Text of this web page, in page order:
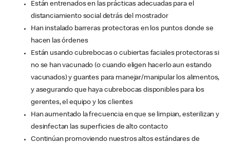
Están entrenados en las prácticas adecuadas para el
distanciamiento social detrás del mostrador
Han instalado barreras protectoras en los puntos donde se
hacen las órdenes
Están usando cubrebocas o cubiertas faciales protectoras si
no se han vacunado (o cuando eligen hacerlo aun estando
vacunados) y guantes para manejar/manipular los alimentos,
y asegurando que haya cubrebocas disponibles para los
gerentes, el equipo y los clientes
Han aumentado la frecuencia en que se limpian, esterilizan y
desinfectan las superficies de alto contacto
Continúan promoviendo nuestros altos estándares de